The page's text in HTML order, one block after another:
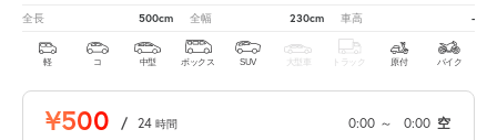
全長 500cm 全幅 230cm 車高 -
軽 コ 中型 ボックス SUV 大型車 トラック 原付 バイク
¥500 / 24 時間 0:00 ～ 0:00 空